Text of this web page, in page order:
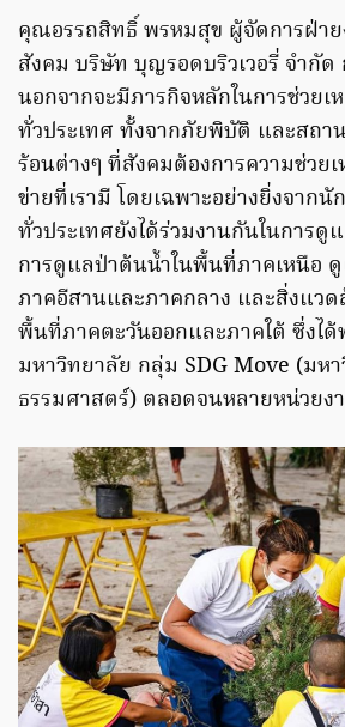
คุณอรรถสิทธิ์ พรหมสุข ผู้จัดการฝ่าย
สังคม บริษัท บุญรอดบริวเวอรี่ จำกัด
นอกจากจะมีภารกิจหลักในการช่วยเ
ทั่วประเทศ ทั้งจากภัยพิบัติ และสถา
ร้อนต่างๆ ที่สังคมต้องการความช่วย
ข่ายที่เรามี โดยเฉพาะอย่างยิ่งจาก
ทั่วประเทศยังได้ร่วมงานกันในการ
การดูแลป่าต้นน้ำในพื้นที่ภาคเหนือ
ภาคอีสานและภาคกลาง และสิ่งแวด
พื้นที่ภาคตะวันออกและภาคใต้ ซึ่งไ
มหาวิทยาลัย กลุ่ม SDG Move (มห
ธรรมศาสตร์) ตลอดจนหลายหน่วยง